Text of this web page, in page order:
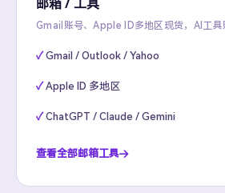
Gmail账号、Apple ID多地区现货，AI工具
Gmail / Outlook / Yahoo
Apple ID 多地区
ChatGPT / Claude / Gemini
查看全部邮箱工具